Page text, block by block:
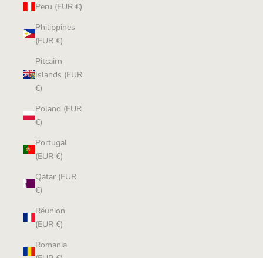
Peru (EUR €)
Philippines
(EUR €)
Pitcairn
Islands (EUR
€)
Poland (EUR
€)
Portugal
(EUR €)
Qatar (EUR
€)
Réunion
(EUR €)
Romania